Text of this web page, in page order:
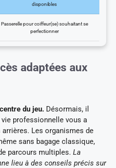
disponibles
Passerelle pour coiffeur(se) souhaitant se
perfectionner
adaptées aux
du jeu. Désormais, il
vie professionnelle vous a
Les organismes de
sans bagage classique,
parcours multiples. La
lieu à des conseils précis sur